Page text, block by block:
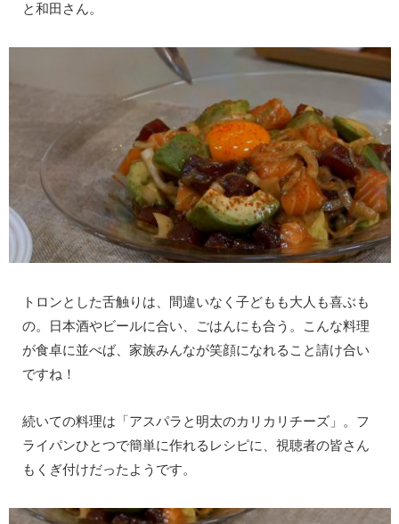
と和田さん。
トロンとした舌触りは、間違いなく子どもも大人も喜ぶも
の。日本酒やビールに合い、ごはんにも合う。こんな料理
が食卓に並べば、家族みんなが笑顔になれること請け合い
ですね！
続いての料理は「アスパラと明太のカリカリチーズ」。フ
ライパンひとつで簡単に作れるレシピに、視聴者の皆さん
もくぎ付けだったようです。